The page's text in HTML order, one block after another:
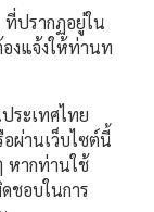
ที่ปรากฏอยู่ใน
องแจ้งให้ท่านท
ระเทศไทย
ผ่านเว็บไซต์นี้
หากท่านใช้
ชอบในการ